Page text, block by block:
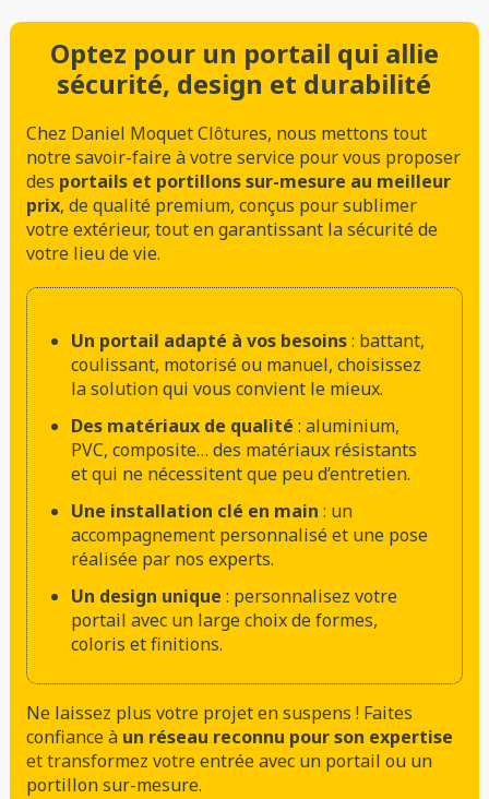
Optez pour un portail qui allie
sécurité, design et durabilité
Chez Daniel Moquet Clôtures, nous mettons tout
notre savoir-faire à votre service pour vous proposer
des portails et portillons sur-mesure au meilleur
prix, de qualité premium, conçus pour sublimer
votre extérieur, tout en garantissant la sécurité de
votre lieu de vie.
Un portail adapté à vos besoins: battant,
coulissant, motorisé ou manuel, choisissez
la solution qui vous convient le mieux.
Des matériaux de qualité : aluminium,
PVC, composite… des matériaux résistants
et qui ne nécessitent que peu d’entretien.
Une installation clé en main : un
accompagnement personnalisé et une pose
réalisée par nos experts.
Un design unique : personnalisez votre
portail avec un large choix de formes,
coloris et finitions.
Ne laissez plus votre projet en suspens ! Faites
confiance à un réseau reconnu pour son expertise
et transformez votre entrée avec un portail ou un
portillon sur-mesure.